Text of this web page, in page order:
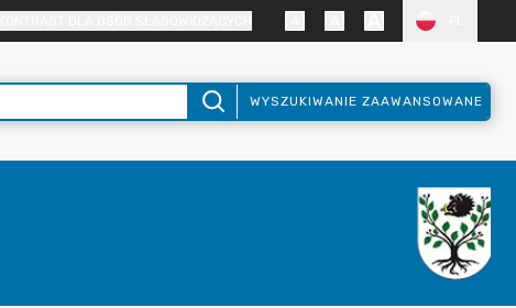
WYSZUKIWANIE ZAAWANSOWANE